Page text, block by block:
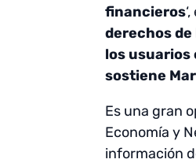
financieros
derechos
los usuarios
sostiene
Es una gran
Economía y
información